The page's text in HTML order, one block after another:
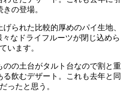
きの登場。
られた比較的厚めのパイ生地、
なドライフルーツが閉じ込めら
います。
の土台がタルト台なので割と重
る飲むデザート。これも去年と同
ったと思う。